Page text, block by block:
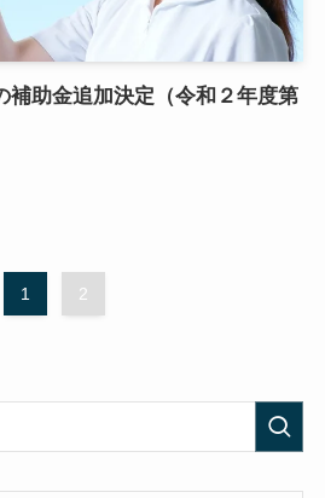
補助金追加決定（令和２年度第
1 2